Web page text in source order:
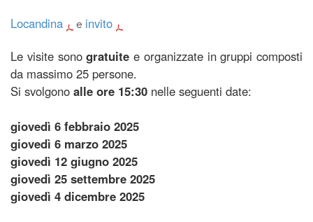
Locandina
e invito
Le visite sonogratuite e organizzate in gruppi composti
da massimo 25 persone.
Si svolgono alle ore 15:30 nelle seguenti date:
giovedì 6 febbraio 2025
giovedì 6 marzo 2025
giovedì 12 giugno 2025
giovedì 25 settembre 2025
giovedì 4 dicembre 2025